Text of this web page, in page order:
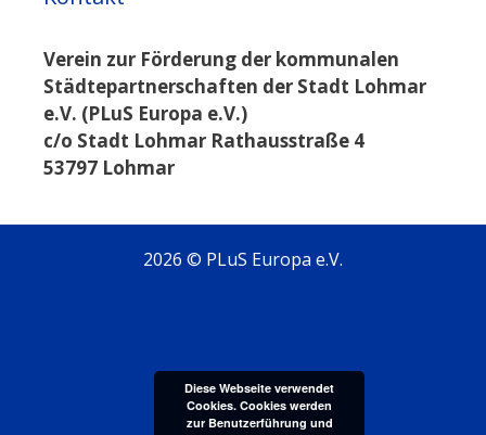
Verein zur Förderung der kommunalen
Städtepartnerschaften der Stadt Lohmar
e.V. (PLuS Europa e.V.)
c/o Stadt Lohmar Rathausstraße 4
53797 Lohmar
2026 © PLuS Europa e.V.
Diese Webseite verwendet
Cookies. Cookies werden
zur Benutzerführung und